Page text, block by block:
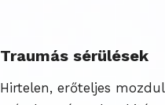
Traumás sérülések
Hirtelen, erőteljes